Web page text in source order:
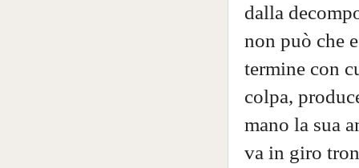
dalla
non può che
termine con
colpa,
mano la sua
va in giro